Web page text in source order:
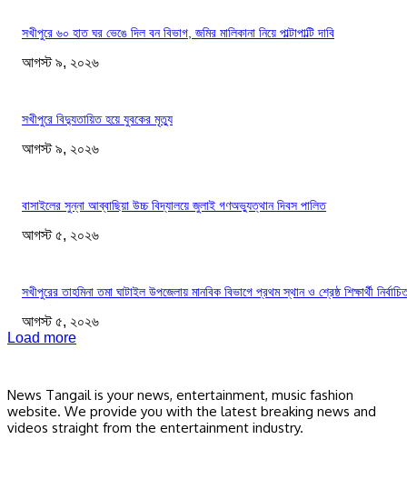
সখীপুরে ৬০ হাত ঘর ভেঙে দিল বন বিভাগ, জমির মালিকানা নিয়ে পাল্টাপাল্টি দাবি
আগস্ট ৯, ২০২৬
সখীপুরে বিদ্যুতায়িত হয়ে যুবকের মৃত্যু
আগস্ট ৯, ২০২৬
বাসাইলের সুন্না আব্বাছিয়া উচ্চ বিদ্যালয়ে জুলাই গণঅভ্যুত্থান দিবস পালিত
আগস্ট ৫, ২০২৬
সখীপুরের তাহমিনা তমা ঘাটাইল উপজেলায় মানবিক বিভাগে প্রথম স্থান ও শ্রেষ্ঠ শিক্ষার্থী
আগস্ট ৫, ২০২৬
Load more
News Tangail is your news, entertainment, music fashion
website. We provide you with the latest breaking news and
videos straight from the entertainment industry.